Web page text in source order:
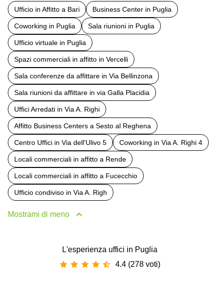
Ufficio in Affitto a Bari Business Center in Puglia
Coworking in Puglia Sala riunioni in Puglia
Ufficio virtuale in Puglia
Spazi commerciali in affitto in Vercelli
Sala conferenze da affittare in Via Bellinzona
Sala riunioni da affittare in via Galla Placidia
Uffici Arredati in Via A. Righi
Affitto Business Centers a Sesto al Reghena
Centro Uffici in Via dell'Ulivo 5 Coworking in Via A. Righi 4
Locali commerciali in affitto a Rende
Locali commerciali in affitto a Fucecchio
Ufficio condiviso in Via A. Righ
Mostrami di meno
L'esperienza uffici in Puglia
4.4 (278 voti)